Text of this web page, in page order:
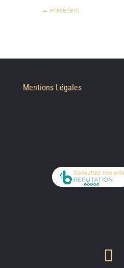
← Précédent
Mentions Légales